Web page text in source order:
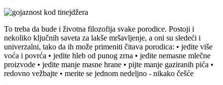
To treba da bude i životna filozofija svake porodice. Postoji i
nekoliko ključnih saveta za lakše mršavljenje, a oni su sledeći i
univerzalni, tako da ih može primeniti čitava porodica: • jedite više
voća i povrća • jedite hleb od punog zrna • jedite nemasne mlečne
proizvode • jedite manje masne hrane • pijte manje gaziranih pića •
redovno vežbajte • merite se jednom nedeljno - nikako češće